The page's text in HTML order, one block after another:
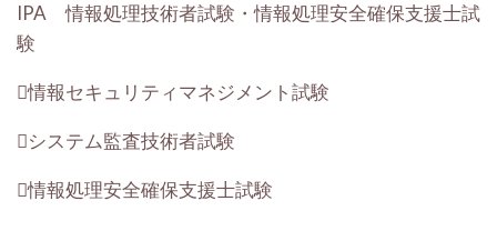
IPA 情報処理技術者試験・情報処理安全確保支援士試
験
情報セキュリティマネジメント試験
システム監査技術者試験
情報処理安全確保支援士試験